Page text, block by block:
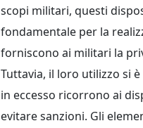
scopi militari, questi
fondamentale per la
forniscono ai militari la
Tuttavia, il loro utilizzo si
in eccesso ricorrono ai
evitare sanzioni. Gli